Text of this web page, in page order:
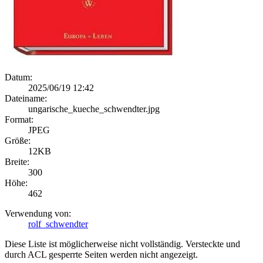
Datum:
2025/06/19 12:42
Dateiname:
ungarische_kueche_schwendter.jpg
Format:
JPEG
Größe:
12KB
Breite:
300
Höhe:
462
Verwendung von:
rolf_schwendter
Diese Liste ist möglicherweise nicht vollständig. Versteckte und
durch ACL gesperrte Seiten werden nicht angezeigt.